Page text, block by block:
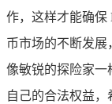
作，这样才能确保
币市场的不断发
像敏锐的探险家一
自己的合法权益